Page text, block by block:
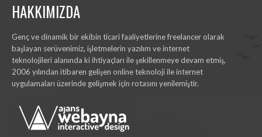
HAKKIMIZDA
Genç ve dinamik bir ekibin ticari faaliyetlerine freelancer olarak
başlayan serüvenimiz, işletmelerin yazılım ve internet
teknolojileri alanında ki ihtiyaçları ile şekillenmeye devam etmiş,
2006 yılından itibaren gelişen online teknoloji ile internet
uygulamaları üzerinde gelişmek için rotasını yenilemiştir.